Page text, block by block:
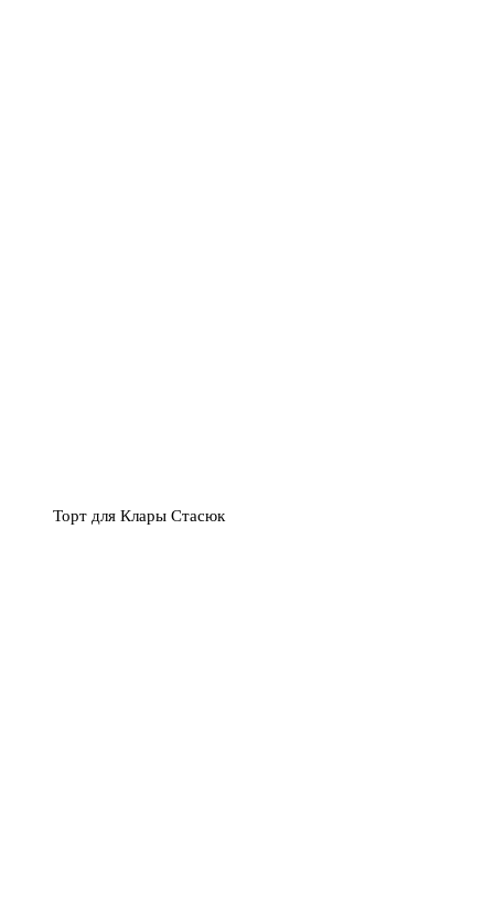
Торт для Клары Стасюк